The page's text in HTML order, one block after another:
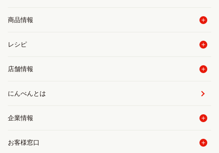
商品情報
レシピ
店舗情報
にんべんとは
企業情報
お客様窓口